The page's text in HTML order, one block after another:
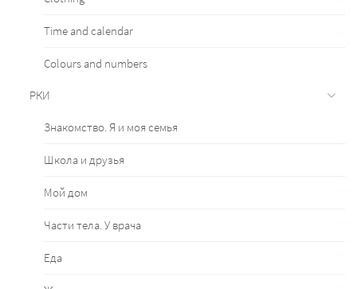
Time and calendar
Сolours and numbers
РКИ
Знакомство. Я и моя семья
Школа и друзья
Мой дом
Части тела. У врача
Еда